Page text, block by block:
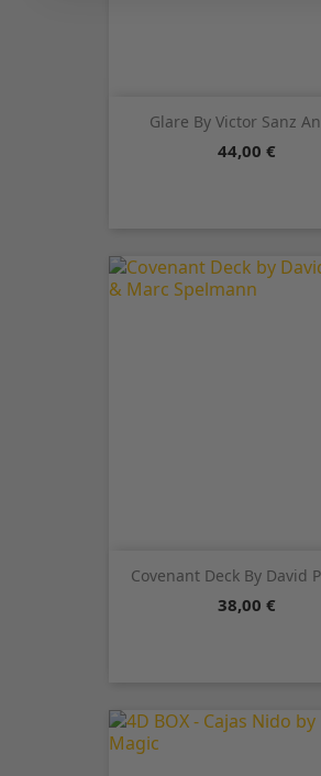
Glare By Victor Sanz
Precio
44,00 €
Covenant Deck By David
Precio
38,00 €